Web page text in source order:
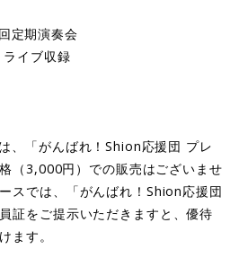
定期演奏会
イブ収録
、「がんばれ！Shion応援団 プレ
（3,000円）での販売はございませ
スでは、「がんばれ！Shion応援団
証をご提示いただきますと、優待
ます。